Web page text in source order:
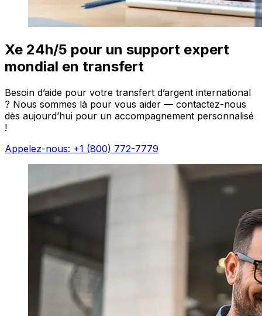
Xe 24h/5 pour un support expert
mondial en transfert
Besoin d’aide pour votre transfert d’argent international
? Nous sommes là pour vous aider — contactez-nous
dès aujourd’hui pour un accompagnement personnalisé
!
Appelez-nous: +1 (800) 772-7779